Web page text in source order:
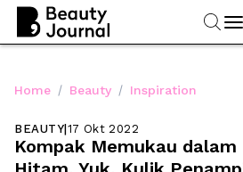
Home / Beauty / Inspiration
BEAUTY|17 Okt 2022
Kompak Memukau dalam